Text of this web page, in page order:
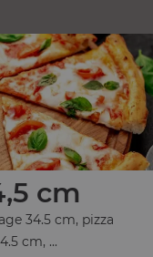
cm
34.5 cm, pizza
cm, ...